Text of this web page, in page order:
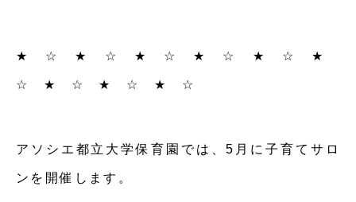
★ ☆ ★ ☆ ★ ☆ ★ ☆ ★ ☆ ★
☆ ★ ☆ ★ ☆ ★ ☆
アソシエ都立大学保育園では、5月に子育てサロ
ンを開催します。